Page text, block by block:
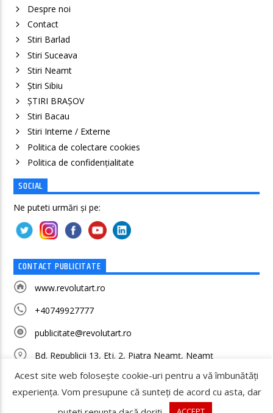
Despre noi
Contact
Stiri Barlad
Stiri Suceava
Stiri Neamt
Știri Sibiu
ȘTIRI BRAȘOV
Stiri Bacau
Stiri Interne / Externe
Politica de colectare cookies
Politica de confidenţialitate
SOCIAL
Ne puteti urmări și pe:
CONTACT PUBLICITATE
www.revolutart.ro
+40749927777
publicitate@revolutart.ro
Bd. Republicii 13, Etj. 2, Piatra Neamț, Neamț
Acest site web folosește cookie-uri pentru a vă îmbunătăți
experiența. Vom presupune că sunteți de acord cu asta, dar